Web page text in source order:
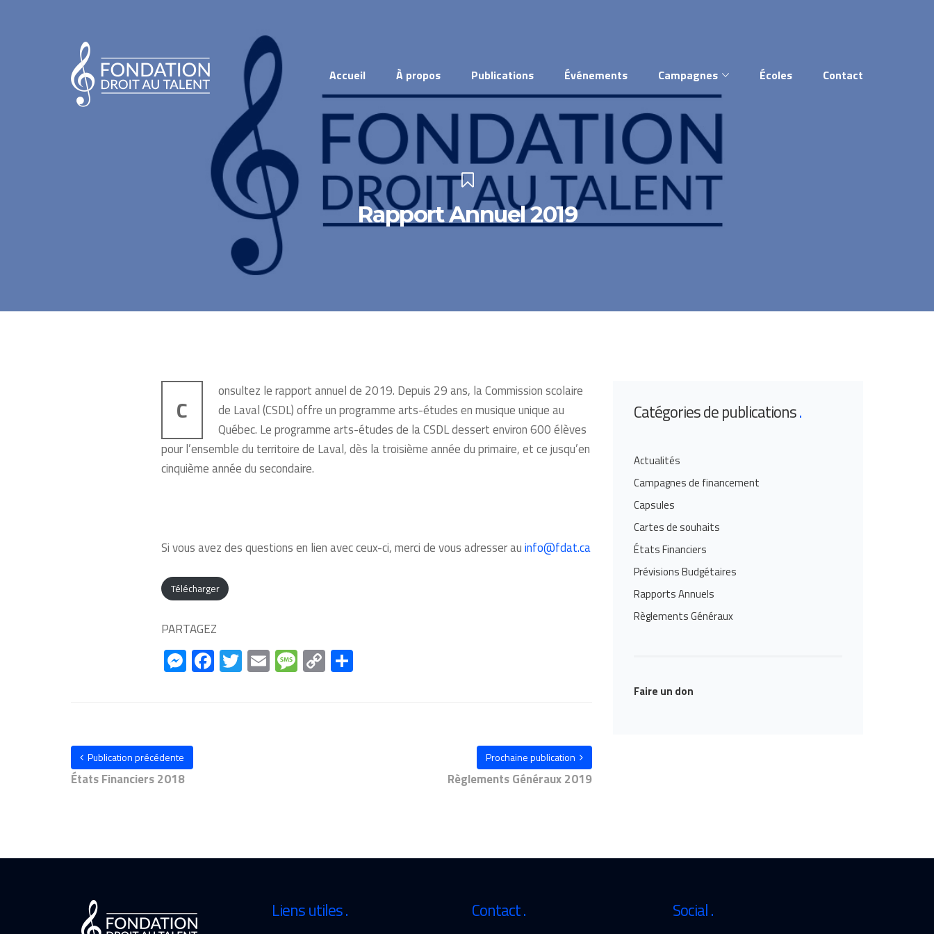
Accueil À propos Publications Événements Campagnes Écoles Contact
Rapport Annuel 2019
C
onsultez le rapport annuel de 2019. Depuis 29 ans, la Commission scolaire
de Laval (CSDL) offre un programme arts-études en musique unique au
Québec. Le programme arts-études de la CSDL dessert environ 600 élèves
pour l’ensemble du territoire de Laval, dès la troisième année du primaire, et ce jusqu’en
cinquième année du secondaire.
Si vous avez des questions en lien avec ceux-ci, merci de vous adresser auinfo@fdat.ca
Télécharger
PARTAGEZ
Messenger
Facebook
Twitter
EmailMessage
Copy
Link
Share
Publication précédente
États Financiers 2018
Prochaine publication
Règlements Généraux 2019
Catégories de publications
Actualités
Campagnes de financement
Capsules
Cartes de souhaits
États Financiers
Prévisions Budgétaires
Rapports Annuels
Règlements Généraux
Faire un don
Liens utiles Contact Social